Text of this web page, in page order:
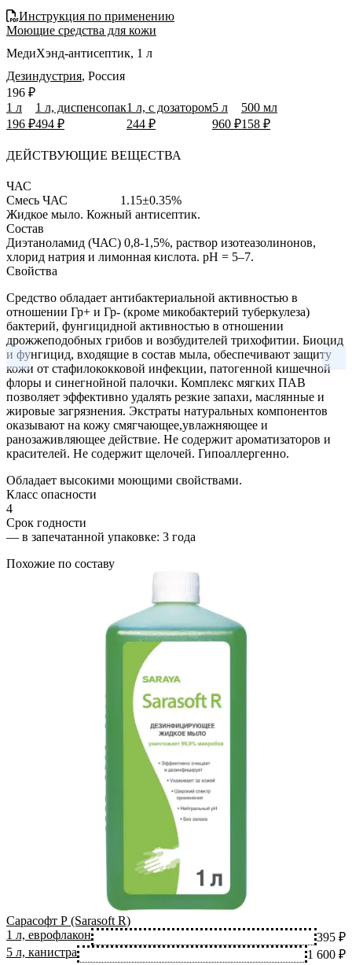
Инструкция по применению
Моющие средства для кожи
МедиХэнд-антисептик, 1 л
Дезиндустрия, Россия
1 л
196 ₽
1 л, диспенсопак
494 ₽
1 л, с дозатором
244 ₽
5 л
960 ₽
500 мл
158 ₽
ДЕЙСТВУЮЩИЕ ВЕЩЕСТВА
ЧАС
Смесь ЧАС
1.15±0.35%
Жидкое мыло. Кожный антисептик.
Состав
Диэтанолaмид (ЧАС) 0,8-1,5%, раствор изотеазолинонов,
хлорид натрия и лимонная кислота. pH = 5–7.
Свойства
Средство обладает антибактериальной активностью в
отношении Гр+ и Гр- (кроме микобактерий туберкулеза)
бактерий, фунгицидной активностью в отношении
дрожжеподобных грибов и возбудителей трихофитии. Биоцид
и фунгицид, входящие в состав мыла, обеспечивают защиту
кожи от стафилококковой инфекции, патогенной кишечной
флоры и синегнойной палочки. Комплекс мягких ПАВ
позволяет эффективно удалять резкие запахи, маслянные и
жировые загрязнения. Экстраты натуральных компонентов
оказывают на кожу смягчающее,увлажняющее и
ранозаживляющее действие. Не содержит ароматизаторов и
красителей. Не содержит щелочей. Гипоаллергенно.
Обладает высокими моющими свойствами.
Класс опасности
4
Срок годности
— в запечатанной упаковке: 3 года
196 ₽
Похожие по составу
Сарасофт Р (Sarasoft R)
1 л, еврофлакон
395 ₽
5 л, канистра
1 600 ₽